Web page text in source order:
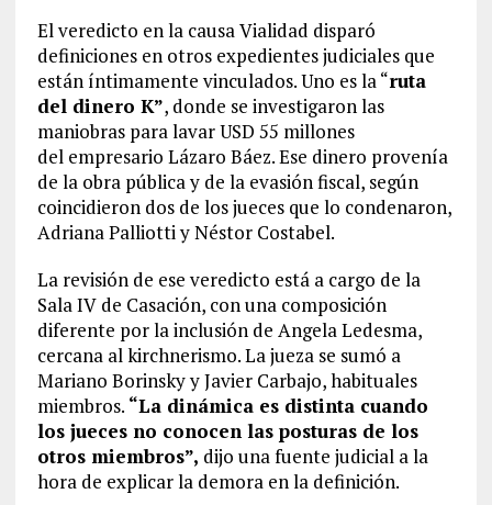
El veredicto en la causa Vialidad disparó
definiciones en otros expedientes judiciales que
están íntimamente vinculados. Uno es la “ruta
del dinero K”, donde se investigaron las
maniobras para lavar USD 55 millones
del empresario Lázaro Báez. Ese dinero provenía
de la obra pública y de la evasión fiscal, según
coincidieron dos de los jueces que lo condenaron,
Adriana Palliotti y Néstor Costabel.
La revisión de ese veredicto está a cargo de la
Sala IV de Casación, con una composición
diferente por la inclusión de Angela Ledesma,
cercana al kirchnerismo. La jueza se sumó a
Mariano Borinsky y Javier Carbajo, habituales
miembros. “La dinámica es distinta cuando
los jueces no conocen las posturas de los
otros miembros”, dijo una fuente judicial a la
hora de explicar la demora en la definición.